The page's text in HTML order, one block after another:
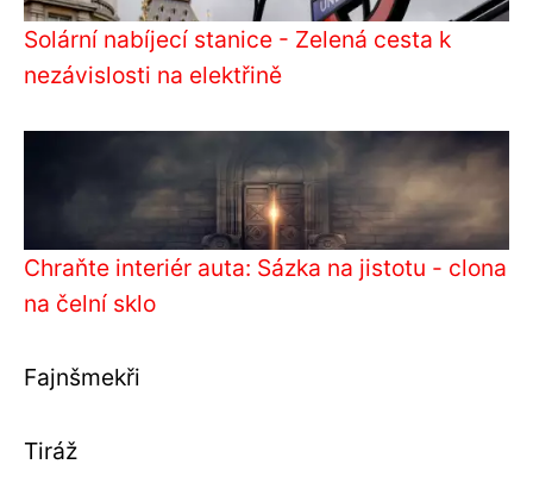
Solární nabíjecí stanice - Zelená cesta k
nezávislosti na elektřině
Chraňte interiér auta: Sázka na jistotu - clona
na čelní sklo
Fajnšmekři
Tiráž